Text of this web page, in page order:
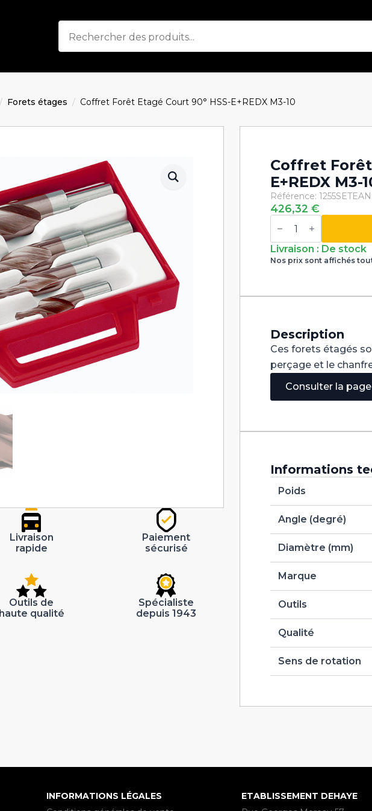
Forets étages Coffret Forêt Etagé Court 90° HSS-E+REDX M3-10
Livraison
rapide
Paiement
sécurisé
Outils de
haute qualité
Spécialiste
depuis 1943
Coffret Forêt
E+REDX M3-
Référence: 1255SET
426,32€
quantité
de
Forêt
Etagé
Court
E+REDX
Livraison : De stock
Nos prix sont affichés
Description
Ces forets étagés
perçage et le
Consulter la
Informations
Poids
Angle (degré)
Diamètre (mm)
Marque
Outils
Qualité
Sens de rotation
INFORMATIONS LÉGALES
ETABLISSEMENT DEHAYE